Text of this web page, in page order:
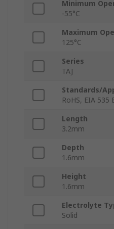
Minimum
-55°C
Maximum
125°C
Series
TAJ
Standards/
RoHS, EIA 535
Length
3.2mm
Depth
1.6mm
Height
1.6mm
Electrolyte
Solid